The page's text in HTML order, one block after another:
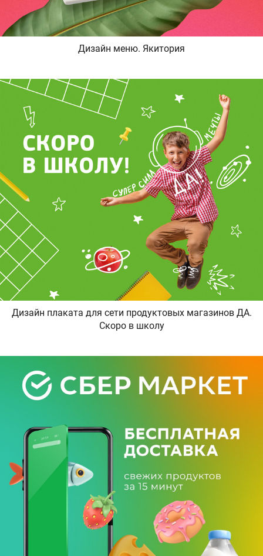
Дизайн меню. Якитория
Дизайн плаката для сети продуктовых магазинов ДА.
Скоро в школу